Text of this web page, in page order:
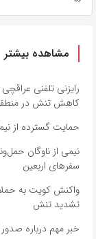
مشاهده بیشتر
رایزنی تلفنی
کاهش تنش در
حمایت گسترده از
نیمی از ناوگان
سفر‌های اربعین
واکنش کویت به
تشدید تنش
خبر مهم درباره